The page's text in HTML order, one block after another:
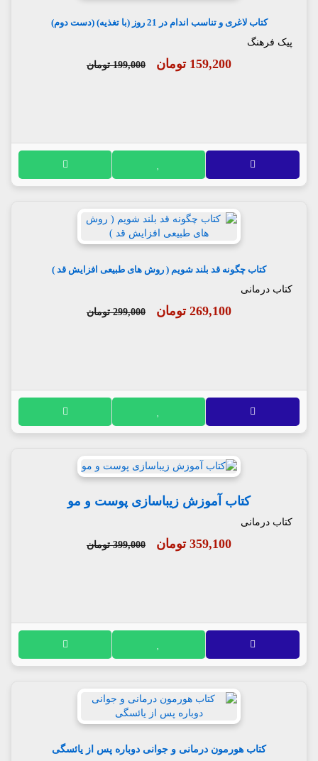
کتاب لاغری و تناسب اندام در 21 روز (با تغذیه) (دست دوم)
پیک فرهنگ
159,200 تومان 199,000 تومان
کتاب چگونه قد بلند شویم ( روش های طبیعی افزایش قد )
کتاب درمانی
269,100 تومان 299,000 تومان
کتاب آموزش زیباسازی پوست و مو
کتاب درمانی
359,100 تومان 399,000 تومان
کتاب هورمون درمانی و جوانی دوباره پس از یائسگی